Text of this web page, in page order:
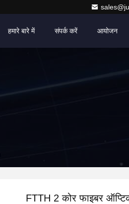
हमारे बारे में संपर्क करें आयोजन
FTTH 2 कोर फाइबर